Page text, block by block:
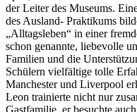
der Leiter des Museums.
des Ausland- Praktikums
„Alltagsleben“ in einer
schon genannte, liebevolle
Familien und die
Schülern vielfältige tolle
Manchester und Liverpool
Leon trainierte nicht nur
Gastfamilie, er besuchte